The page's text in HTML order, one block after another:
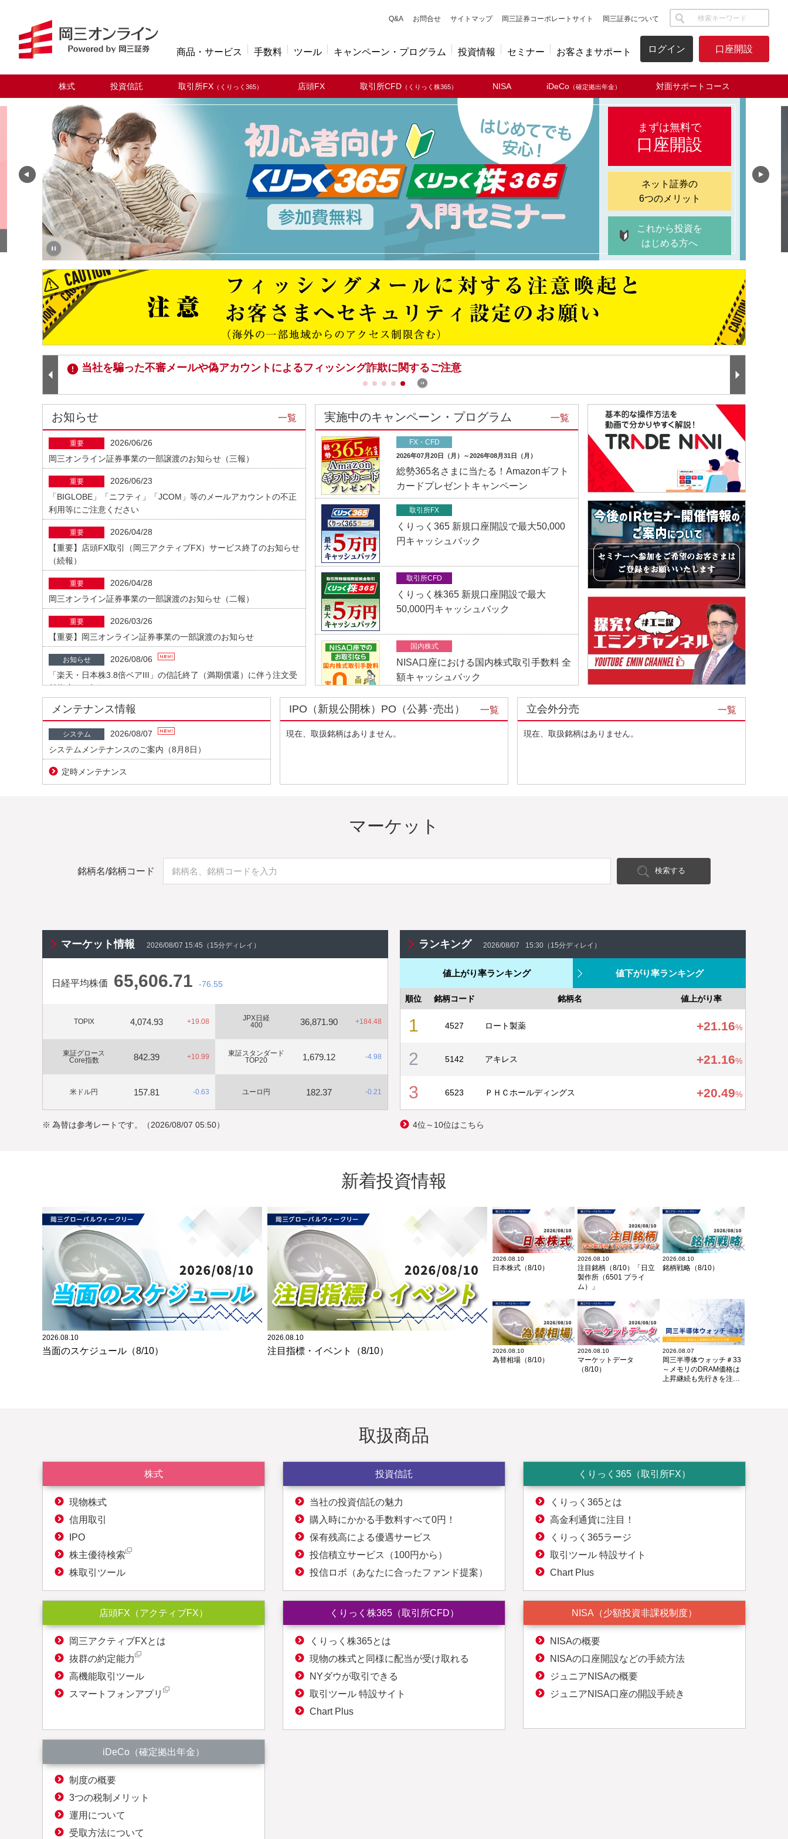
Q&Aキューアンドエー
お問合せ サイトマップ 岡三証券コーポレートサイト 岡三証券について サイト内検索
商品・サービス 手数料 ツール キャンペーン・プログラム 投資情報 セミナー お客さまサポート ログイン 口座開設
株式 投資信託 取引所FX（くりっく365） 店頭FX 取引所CFD（くりっく株365） NISA iDeCo（確定拠出年金） 対面サポートコース
岡三オンライン
まずは無料で
口座開設
ネット証券の
6つのメリット
これから投資を
はじめる方へ
ログイン通知メール設定のご案内（セキュリティ強化のお願い）
当社を騙った不審メールや偽アカウントによるフィッシング詐欺に関するご注意
お知らせ
重要
2026/06/26
岡三オンライン証券事業の一部譲渡のお知らせ（三報）
重要
2026/06/23
「BIGLOBE」「ニフティ」「JCOM」等のメールアカウントの不正
利用等にご注意ください
重要
2026/04/28
【重要】店頭FX取引（岡三アクティブFX）サービス終了のお知らせ
（続報）
重要
2026/04/28
岡三オンライン証券事業の一部譲渡のお知らせ（二報）
重要
2026/03/26
【重要】岡三オンライン証券事業の一部譲渡のお知らせ
お知らせ
2026/08/06
「楽天・日本株3.8倍ベアIII」の信託終了（満期償還）に伴う注文受
付停止のお知らせ
お知らせ
2026/08/06
表示灯株式会社、MIRARTH不動産投資法人のオンラインIR（企業紹
介動画）を公開いたしました
お知らせ
2026/08/05
ギグワークス株式会社のオンラインIR（企業紹介動画）を公開いた
当社または当社グループ会社社員を装った者による投資勧誘に関す
令和8年熊本地震に係る災害救助法の適用について
2026/07/28
た
シップヘルスケアホールディングス株式会社のオンラインIR（企業
お知らせ
2026/07/14
株式会社ispaceのオンラインIR（企業紹介動画）を公開いたしまし
一覧 実施中のキャンペーン・プログラム
FX・CFD
2026年07月20日（月）～2026年08月31日（月）
総勢365名さまに当たる！Amazonギフト
カードプレゼントキャンペーン
取引所FX
くりっく365 新規口座開設で最大50,000
円キャッシュバック
取引所CFD
くりっく株365 新規口座開設で最大
50,000円キャッシュバック
国内株式
NISA口座における国内株式取引手数料 全
額キャッシュバック
国内株式
25歳以下、国内株式取引手数料全額キャ
国内株式
ッシュバック
口座開設
お友達紹介プログラム
一覧
メンテナンス情報
システム
2026/08/07
システムメンテナンスのご案内（8月8日）
定時メンテナンス
IPO（新規公開株）PO（公募･売出）
現在、取扱銘柄はありません。
一覧 立会外分売
現在、取扱銘柄はありません。
一覧
マーケット
銘柄名/銘柄コード 検索する
マーケット情報 2026/08/07 15:45 （15分ディレイ）
日経平均株価 65,606.71 -マイナス
76.55
TOPIX 4,074.93 +プラス
19.08
JPX日経
400
36,871.90 +プラス
184.48
東証グロース
Core指数
842.39 +プラス
10.99
東証スタンダード
TOP20
1,679.12 -マイナス
4.98
米ドル円 157.81 -マイナス
0.63 ユーロ円 182.37 -マイナス
0.21
※ 為替は参考レートです。 （2026/08/07 05:50）
ランキング 2026/08/07 15:30（15分ディレイ）
値上がり率ランキング 値下がり率ランキング
順位 銘柄コード 銘柄名 値上がり率
1 4527 ロート製薬 +プラス
21.16%
2 5142 アキレス +プラス
21.16%
3 6523 ＰＨＣホールディングス +プラス
20.49%
4位～10位はこちら
新着投資情報
2026.08.10
当面のスケジュール（8/10）
2026.08.10
注目指標・イベント（8/10）
2026.08.10
日本株式（8/10）
2026.08.10
注目銘柄（8/10）「日立
製作所（6501 プライ
ム）」
2026.08.10
銘柄戦略（8/10）
2026.08.10
為替相場（8/10）
2026.08.10
マーケットデータ
（8/10）
2026.08.07
岡三半導体ウォッチ＃33
～メモリのDRAM価格は
上昇継続も先行きを注視
取扱商品
株式
現物株式
信用取引
IPO
株主優待検索
株取引ツール
投資信託
当社の投資信託の魅力
購入時にかかる手数料すべて0円！
保有残高による優遇サービス
投信積立サービス（100円から）
投信ロボ（あなたに合ったファンド提案）
くりっく365（取引所FX）
くりっく365とは
高金利通貨に注目！
くりっく365ラージ
取引ツール 特設サイト
Chart Plus
店頭FX（アクティブFX）
岡三アクティブFXとは
抜群の約定能力
高機能取引ツール
スマートフォンアプリ
くりっく株365（取引所CFD）
くりっく株365とは
現物の株式と同様に配当が受け取れる
NYダウが取引できる
取引ツール 特設サイト
Chart Plus
NISA（少額投資非課税制度）
NISAの概要
NISAの口座開設などの手続方法
ジュニアNISAの概要
ジュニアNISA口座の開設手続き
iDeCo（確定拠出年金）
制度の概要
3つの税制メリット
運用について
受取方法について